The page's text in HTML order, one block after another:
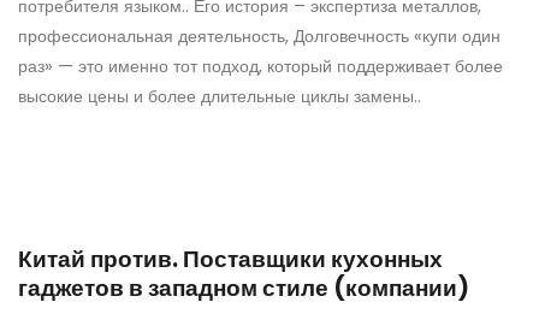
потребителя языком.. Его история – экспертиза металлов,
профессиональная деятельность, Долговечность «купи один
раз» — это именно тот подход, который поддерживает более
высокие цены и более длительные циклы замены..
Китай против. Поставщики кухонных
гаджетов в западном стиле (компании)